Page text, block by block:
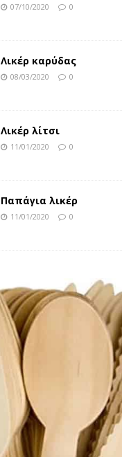
07/10/2020 0
Λικέρ καρύδας
08/03/2020 0
Λικέρ λίτσι
11/01/2020 0
Παπάγια λικέρ
11/01/2020 0